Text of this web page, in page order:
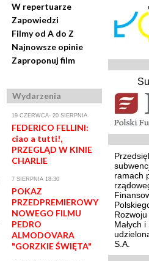
W repertuarze
Zapowiedzi
Filmy od A do Z
Najnowsze opinie
Zaproponuj film
Wydarzenia
19 CZERWCA- 20 SIERPNIA
FEDERICO FELLINI:
ciao a tutti!,
PRZEGLĄD W KINIE
CHARLIE
7 SIERPNIA 18:30
POKAZ
PRZEDPREMIEROWY
NOWEGO FILMU
PEDRO
ALMODOVARA
"GORZKIE ŚWIĘTA"
ramach
Małych
S.A.